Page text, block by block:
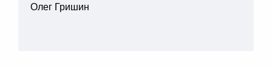
Олег Гришин